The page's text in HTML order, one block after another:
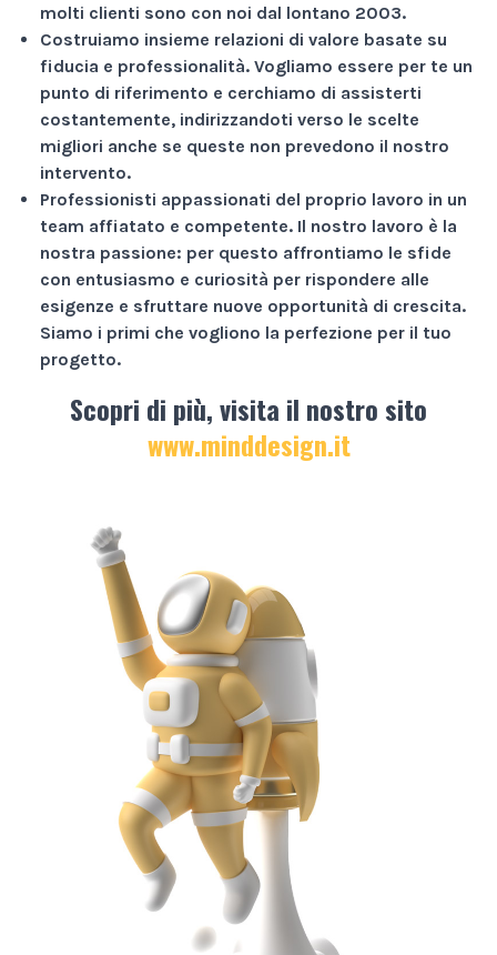
molti clienti sono con noi dal lontano 2003.
Costruiamo insieme relazioni di valore basate su
fiducia e professionalità. Vogliamo essere per te un
punto di riferimento e cerchiamo di assisterti
costantemente, indirizzandoti verso le scelte
migliori anche se queste non prevedono il nostro
intervento.
Professionisti appassionati del proprio lavoro in un
team affiatato e competente. Il nostro lavoro è la
nostra passione: per questo affrontiamo le sfide
con entusiasmo e curiosità per rispondere alle
esigenze e sfruttare nuove opportunità di crescita.
Siamo i primi che vogliono la perfezione per il tuo
progetto.
Scopri di più, visita il nostro sito
www.minddesign.it